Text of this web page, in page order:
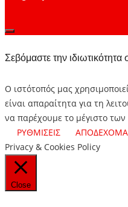
Σεβόμαστε την ιδιωτικότητα
Ο ιστότοπός μας
είναι απαραίτητα για τη
να παρέχουμε το μέγιστο
ΡΥΘΜΙΣΕΙΣ
Privacy & Cookies Policy
Close